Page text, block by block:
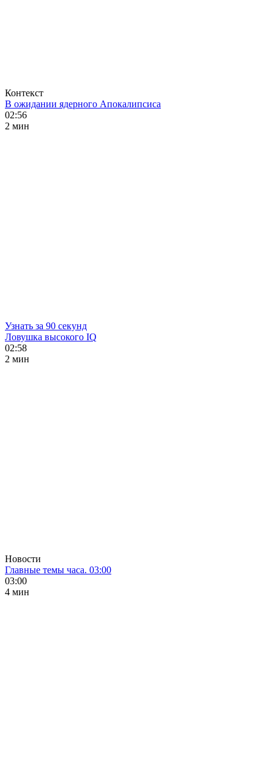
Контекст
В ожидании ядерного Апокалипсиса
02:56
2 мин
Узнать за 90 секунд
Ловушка высокого IQ
02:58
2 мин
Новости
Главные темы часа. 03:00
03:00
4 мин